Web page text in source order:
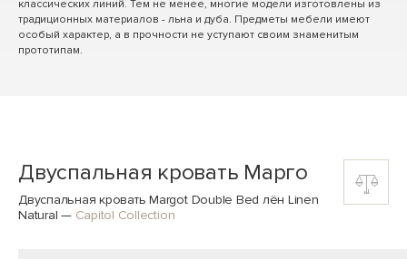
классических линий. Тем не менее, многие модели изготовлены из
традиционных материалов - льна и дуба. Предметы мебели имеют
особый характер, а в прочности не уступают своим знаменитым
прототипам.
Двуспальная кровать Марго
Двуспальная кровать Margot Double Bed лён Linen
Natural — Capitol Collection